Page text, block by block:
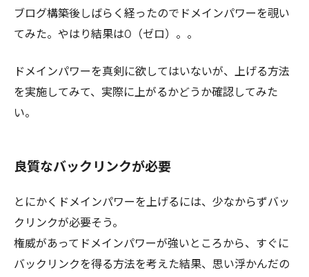
ブログ構築後しばらく経ったのでドメインパワーを覗い
てみた。やはり結果は0（ゼロ）。。
ドメインパワーを真剣に欲してはいないが、上げる方法
を実施してみて、実際に上がるかどうか確認してみた
い。
良質なバックリンクが必要
とにかくドメインパワーを上げるには、少なからずバッ
クリンクが必要そう。
権威があってドメインパワーが強いところから、すぐに
バックリンクを得る方法を考えた結果、思い浮かんだの